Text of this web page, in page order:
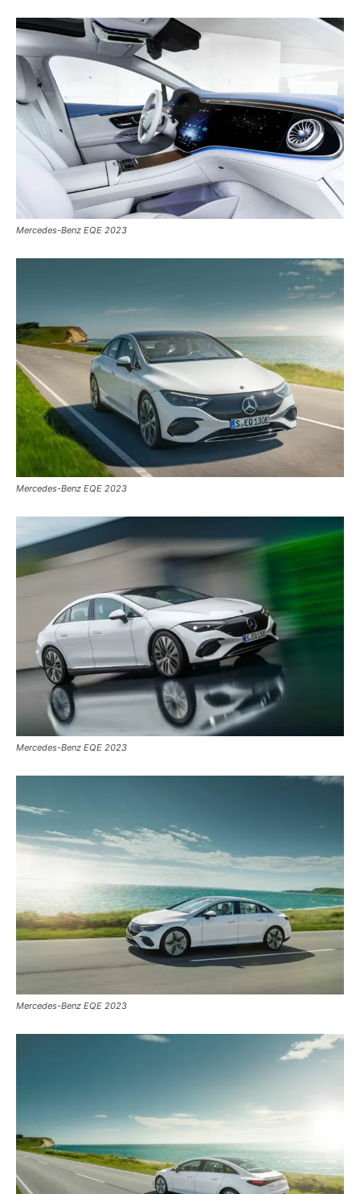
Mercedes-Benz EQE 2023
Mercedes-Benz EQE 2023
Mercedes-Benz EQE 2023
Mercedes-Benz EQE 2023